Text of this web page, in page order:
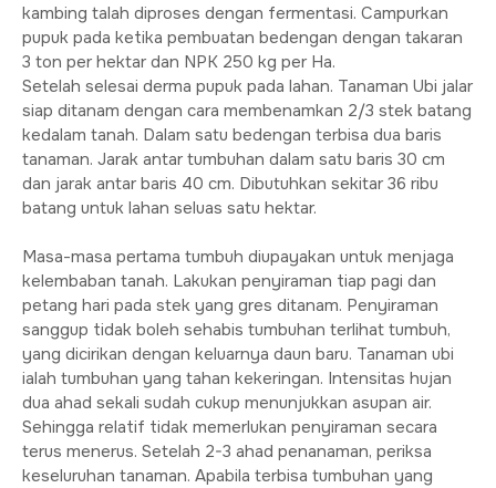
kambing talah diproses dengan fermentasi. Campurkan
pupuk pada ketika pembuatan bedengan dengan takaran
3 ton per hektar dan NPK 250 kg per Ha.
Setelah selesai derma pupuk pada lahan. Tanaman Ubi jalar
siap ditanam dengan cara membenamkan 2/3 stek batang
kedalam tanah. Dalam satu bedengan terbisa dua baris
tanaman. Jarak antar tumbuhan dalam satu baris 30 cm
dan jarak antar baris 40 cm. Dibutuhkan sekitar 36 ribu
batang untuk lahan seluas satu hektar.
Masa-masa pertama tumbuh diupayakan untuk menjaga
kelembaban tanah. Lakukan penyiraman tiap pagi dan
petang hari pada stek yang gres ditanam. Penyiraman
sanggup tidak boleh sehabis tumbuhan terlihat tumbuh,
yang dicirikan dengan keluarnya daun baru. Tanaman ubi
ialah tumbuhan yang tahan kekeringan. Intensitas hujan
dua ahad sekali sudah cukup menunjukkan asupan air.
Sehingga relatif tidak memerlukan penyiraman secara
terus menerus. Setelah 2-3 ahad penanaman, periksa
keseluruhan tanaman. Apabila terbisa tumbuhan yang